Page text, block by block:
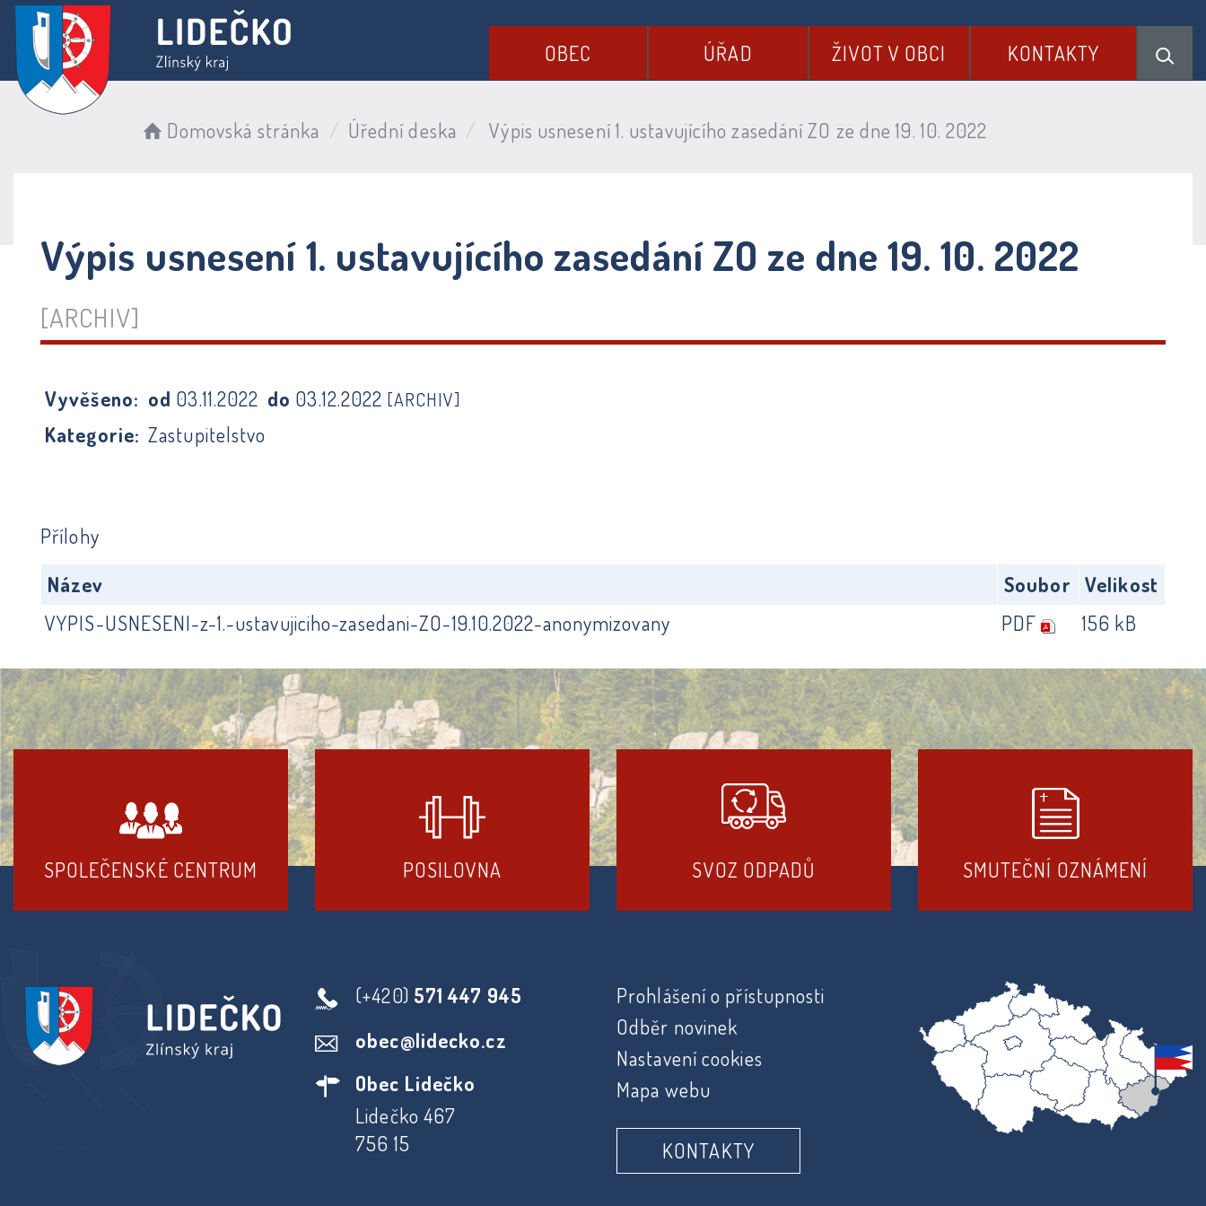
OBEC ÚŘAD ŽIVOT V OBCI KONTAKTY
Domovská stránka Úřední deska Výpis usnesení 1. ustavujícího zasedání ZO ze dne 19. 10. 2022
Výpis usnesení 1. ustavujícího zasedání ZO ze dne 19. 10. 2022
[ARCHIV]
Vyvěšeno: od 03.11.2022 do 03.12.2022 [ARCHIV]
Kategorie: Zastupitelstvo
Přílohy
Název
Soubor
Velikost
VYPIS-USNESENI-z-1.-ustavujiciho-zasedani-ZO-19.10.2022-anonymizovany
PDF 156 kB
SPOLEČENSKÉ CENTRUM POSILOVNA SVOZ ODPADŮ SMUTEČNÍ OZNÁMENÍ
(+420) 571 447 945
obec@lidecko.cz
Obec Lidečko
Lidečko 467
756 15
Prohlášení o přístupnosti
Odběr novinek
Nastavení cookies
Mapa webu
KONTAKTY